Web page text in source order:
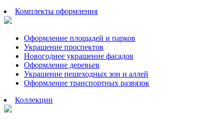
Комплекты оформления
Оформление площадей и парков
Украшение проспектов
Новогоднее украшение фасадов
Оформление деревьев
Украшение пешеходных зон и аллей
Оформление транспортных развязок
Коллекции